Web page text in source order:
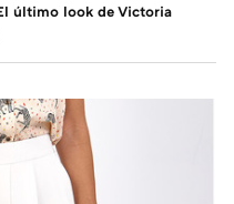
último look de Victoria